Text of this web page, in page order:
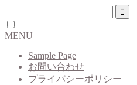
MENU
Sample Page
お問い合わせ
プライバシーポリシー